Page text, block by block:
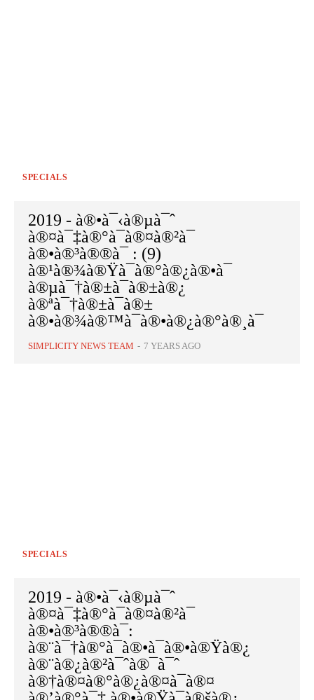
SPECIALS
2019 - à®•à¯‹à®µà¯ˆ
à®¤à¯‡à®°à¯à®¤à®²à¯
à®•à®³à®®à¯ : (9)
à®¹à®¾à®Ÿà¯à®°à®¿à®•à¯
à®µà¯†à®±à¯à®±à®¿
à®ªà¯†à®±à¯à®±
à®•à®¾à®™à¯à®•à®¿à®°à®¸à¯
SIMPLICITY NEWS TEAM - 7 YEARS AGO
SPECIALS
2019 - à®•à¯‹à®µà¯ˆ
à®¤à¯‡à®°à¯à®¤à®²à¯
à®•à®³à®®à¯:
à®¨à¯†à®°à¯à®•à¯à®•à®Ÿà®¿
à®¨à®¿à®²à¯ˆà®¯à¯ˆ
à®†à®¤à®°à®¿à®¤à¯à®¤